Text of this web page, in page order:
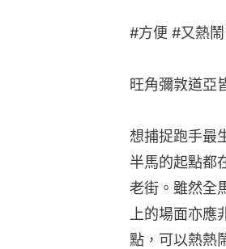
#方便 #又熱鬧
旺角彌敦道亞
想捕捉跑手最
半馬的起點都
老街。雖然全
上的場面亦
點，可以熱熱